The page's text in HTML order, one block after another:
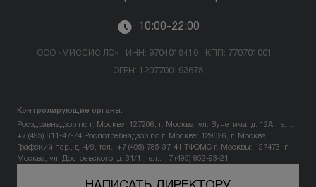
10:00-22:00
ООО «МИССИС ЛЭ» ИНН: 9704018410 КПП: 770701001
ОГРН: 1207700193678
Контролирующие органы:
Росздравнадзор по г. Москве: 127206, г. Москва, ул. Вучетича, д. 12А, тел.:
+7 (495) 611-47-74 Роспотребнадзор по г. Москве: 129626, г. Москва,
Графский пер., д. 4/9, тел.: +7 (495) 785-37-41
ТФОМС г. Москвы: 127473, г.
Москва, ул. Достоевского, д. 31/1, тел.: +7 (495) 952-93-21